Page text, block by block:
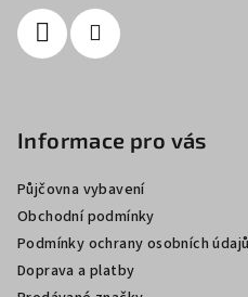
Informace pro vás
Půjčovna vybavení
Obchodní podmínky
Podmínky ochrany osobních údajů
Doprava a platby